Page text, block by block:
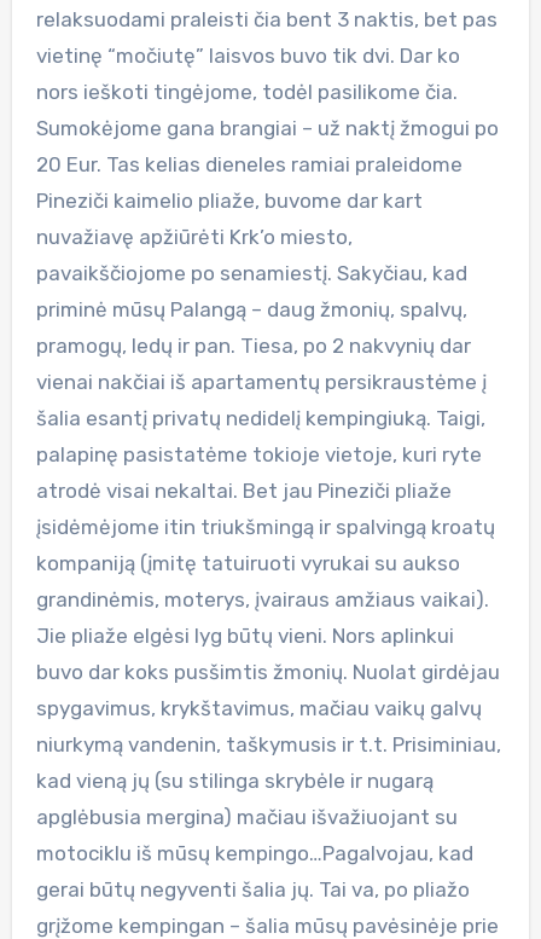
relaksuodami praleisti čia bent 3 naktis, bet pas
vietinę “močiutę” laisvos buvo tik dvi. Dar ko
nors ieškoti tingėjome, todėl pasilikome čia.
Sumokėjome gana brangiai – už naktį žmogui po
20 Eur. Tas kelias dieneles ramiai praleidome
Pineziči kaimelio pliaže, buvome dar kart
nuvažiavę apžiūrėti Krk’o miesto,
pavaikščiojome po senamiestį. Sakyčiau, kad
priminė mūsų Palangą – daug žmonių, spalvų,
pramogų, ledų ir pan. Tiesa, po 2 nakvynių dar
vienai nakčiai iš apartamentų persikraustėme į
šalia esantį privatų nedidelį kempingiuką. Taigi,
palapinę pasistatėme tokioje vietoje, kuri ryte
atrodė visai nekaltai. Bet jau Pineziči pliaže
įsidėmėjome itin triukšmingą ir spalvingą kroatų
kompaniją (įmitę tatuiruoti vyrukai su aukso
grandinėmis, moterys, įvairaus amžiaus vaikai).
Jie pliaže elgėsi lyg būtų vieni. Nors aplinkui
buvo dar koks pusšimtis žmonių. Nuolat girdėjau
spygavimus, krykštavimus, mačiau vaikų galvų
niurkymą vandenin, taškymusis ir t.t. Prisiminiau,
kad vieną jų (su stilinga skrybėle ir nugarą
apglėbusia mergina) mačiau išvažiuojant su
motociklu iš mūsų kempingo…Pagalvojau, kad
gerai būtų negyventi šalia jų. Tai va, po pliažo
grįžome kempingan – šalia mūsų pavėsinėje prie